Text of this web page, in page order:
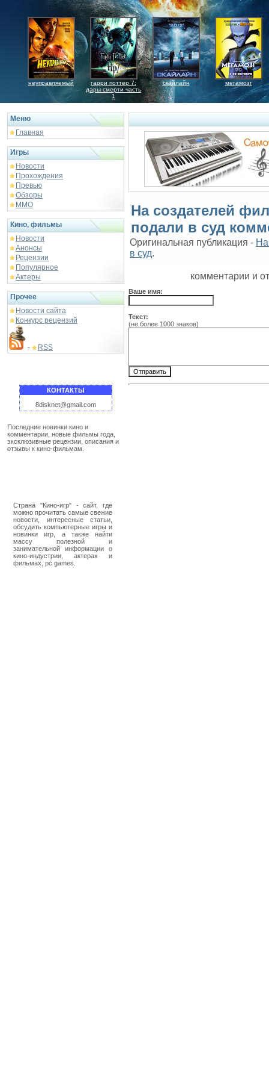
неуправляемый
гарри поттер 7:
дары смерти часть
1
скайлайн мегамозг
Меню
Главная
Игры
Новости
Прохождения
Превью
Обзоры
ММО
Кино, фильмы
Новости
Анонсы
Рецензии
Популярное
Актеры
Прочее
Новости сайта
Конкурс рецензий
- RSS
КОНТАКТЫ
8disknet@gmail.com
Последние новинки кино и
комментарии, новые фильмы года,
эксклюзивные рецензии, описания и
отзывы к кино-фильмам.
Страна "Кино-игр" - сайт, где
можно прочитать самые свежие
новости, интересные статьи,
обсудить компьютерные игры и
новинки игр, а также найти
массу полезной и
занимательной информации о
кино-индустрии, актерах и
фильмах, pc games.
На создателей
подали в суд
Оригинальная публикация -
в суд.
комментарии и
Ваше имя:
Текст:
(не более 1000 знаков)